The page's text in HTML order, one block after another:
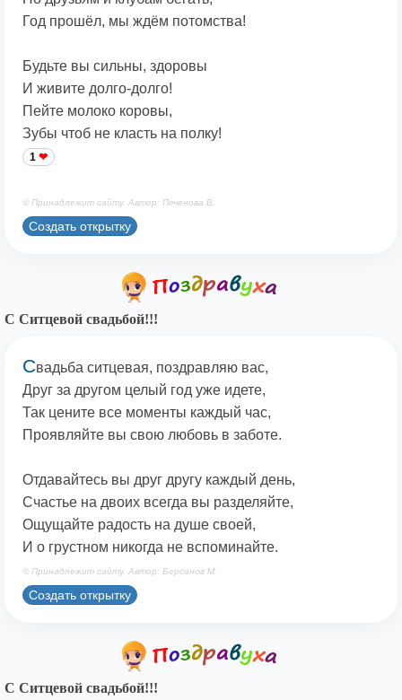
Год прошёл, мы ждём потомства!
Будьте вы сильны, здоровы
И живите долго-долго!
Пейте молоко коровы,
Зубы чтоб не класть на полку!
1
© Принадлежит сайту. Автор: Печенова В.
Создать открытку
С Ситцевой свадьбой!!!
Свадьба ситцевая, поздравляю вас,
Друг за другом целый год уже идете,
Так цените все моменты каждый час,
Проявляйте вы свою любовь в заботе.
Отдавайтесь вы друг другу каждый день,
Счастье на двоих всегда вы разделяйте,
Ощущайте радость на душе своей,
И о грустном никогда не вспоминайте.
© Принадлежит сайту. Автор: Берсанов М.
Создать открытку
С Ситцевой свадьбой!!!